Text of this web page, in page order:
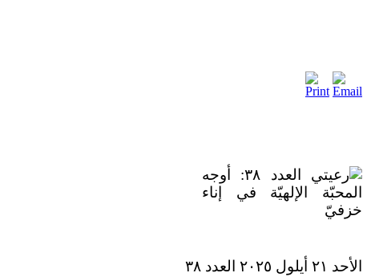
الأحد ٢١ أيلول ٢٠٢٥ العدد ٣٨